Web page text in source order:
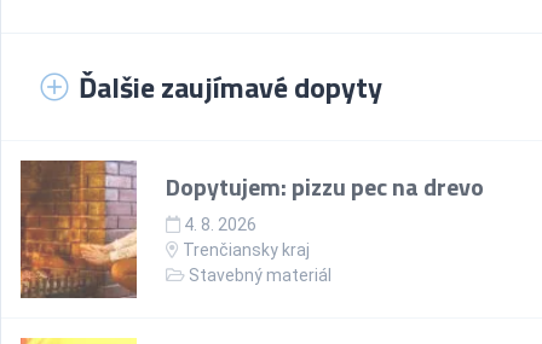
Ďalšie zaujímavé dopyty
Dopytujem: pizzu pec na drevo
4. 8. 2026
Trenčiansky kraj
Stavebný materiál